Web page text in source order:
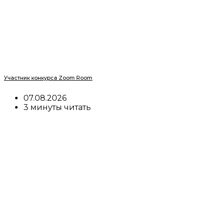
Участник конкурса Zoom Room
07.08.2026
3 минуты читать